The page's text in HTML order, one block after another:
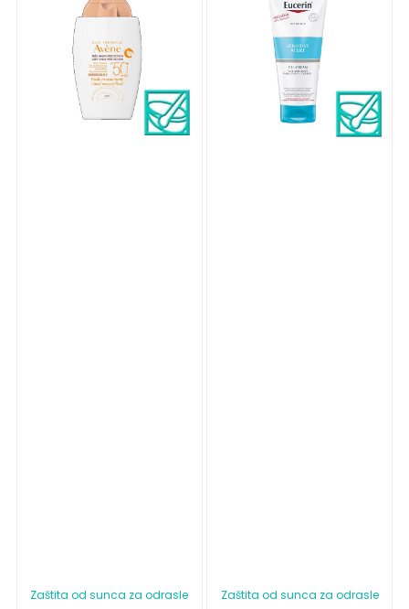
Zaštita od sunca za odrasle Zaštita od sunca za odrasle